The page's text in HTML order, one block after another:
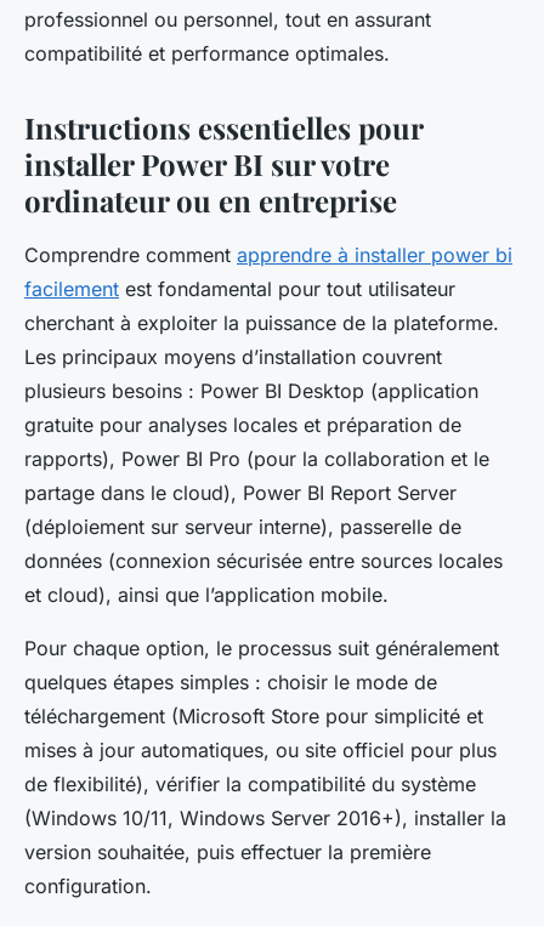
professionnel ou personnel, tout en assurant
compatibilité et performance optimales.
Instructions essentielles pour
installer Power BI sur votre
ordinateur ou en entreprise
Comprendre comment apprendre à installer power bi
facilement est fondamental pour tout utilisateur
cherchant à exploiter la puissance de la plateforme.
Les principaux moyens d’installation couvrent
plusieurs besoins : Power BI Desktop (application
gratuite pour analyses locales et préparation de
rapports), Power BI Pro (pour la collaboration et le
partage dans le cloud), Power BI Report Server
(déploiement sur serveur interne), passerelle de
données (connexion sécurisée entre sources locales
et cloud), ainsi que l’application mobile.
Pour chaque option, le processus suit généralement
quelques étapes simples : choisir le mode de
téléchargement (Microsoft Store pour simplicité et
mises à jour automatiques, ou site officiel pour plus
de flexibilité), vérifier la compatibilité du système
(Windows 10/11, Windows Server 2016+), installer la
version souhaitée, puis effectuer la première
configuration.